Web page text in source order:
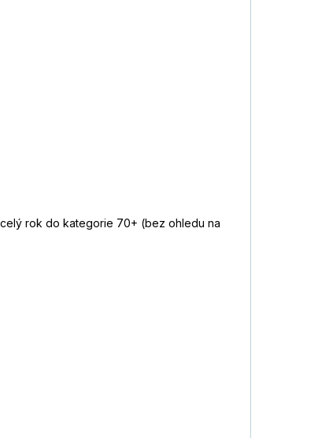
rok do kategorie 70+ (bez ohledu na